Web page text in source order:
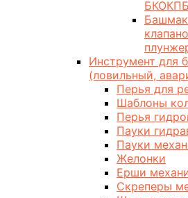
БКОКПБ
Инструмент для
(ловильный,
Перья для
Шаблоны
Перья
Пауки
Пауки
Желонки
Ерши
Скреперы